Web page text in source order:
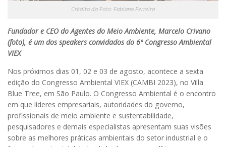
Crédito da Foto: Fabiano Ferreira
Fundador e CEO do Agentes do Meio Ambiente, Marcelo Crivano
(foto), é um dos speakers convidados do 6º Congresso Ambiental
VIEX
Nos próximos dias 01, 02 e 03 de agosto, acontece a sexta
edição do Congresso Ambiental VIEX (CAMBI 2023), no Villa
Blue Tree, em São Paulo. O Congresso Ambiental é o encontro
em que líderes empresariais, autoridades do governo,
profissionais de meio ambiente e sustentabilidade,
pesquisadores e demais especialistas apresentam suas visões
sobre as melhores práticas ambientais do setor industrial e o